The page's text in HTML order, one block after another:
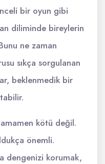
bir oyun gibi
diliminde bireylerin
ne zaman
sıkça sorgulanan
beklenmedik bir
kötü değil.
önemli.
dengenizi korumak,